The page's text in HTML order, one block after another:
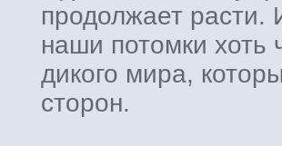
продолжает расти.
наши потомки хоть
дикого мира,
сторон.